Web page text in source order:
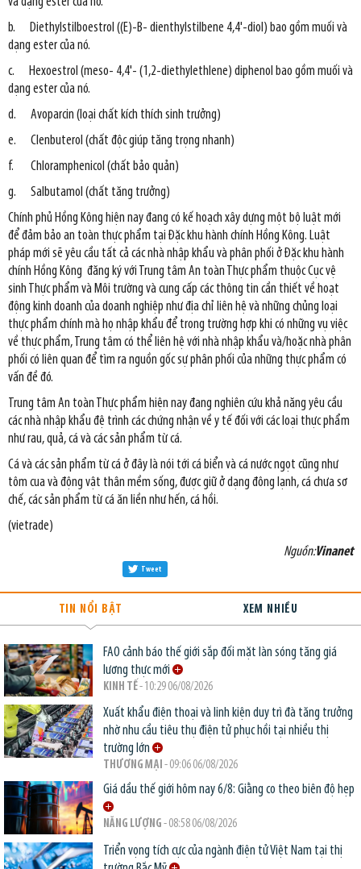
b. Diethylstilboestrol ((E)-B- dienthylstilbene 4,4'-diol) bao gồm muối và
dạng ester của nó.
c. Hexoestrol (meso- 4,4'- (1,2-diethylethlene) diphenol bao gồm muối và
dạng ester của nó.
d. Avoparcin (loại chất kích thích sinh trưởng)
e. Clenbuterol (chất độc giúp tăng trọng nhanh)
f. Chloramphenicol (chất bảo quản)
g. Salbutamol (chất tăng trưởng)
Chính phủ Hồng Kông hiện nay đang có kế hoạch xây dựng một bộ luật mới
để đảm bảo an toàn thực phẩm tại Đặc khu hành chính Hồng Kông. Luật
pháp mới sẽ yêu cầu tất cả các nhà nhập khẩu và phân phối ở Đặc khu hành
chính Hồng Kông đăng ký với Trung tâm An toàn Thực phẩm thuộc Cục vệ
sinh Thực phẩm và Môi trường và cung cấp các thông tin cần thiết về hoạt
động kinh doanh của doanh nghiệp như địa chỉ liên hệ và những chủng loại
thực phẩm chính mà họ nhập khẩu để trong trường hợp khi có những vụ việc
về thực phẩm, Trung tâm có thể liên hệ với nhà nhập khẩu và/hoặc nhà phân
phối có liên quan để tìm ra nguồn gốc sự phân phối của những thực phẩm có
vấn đề đó.
Trung tâm An toàn Thực phẩm hiện nay đang nghiên cứu khả năng yêu cầu
các nhà nhập khẩu đệ trình các chứng nhận về y tế đối với các loại thực phẩm
như rau, quả, cá và các sản phẩm từ cá.
Cá và các sản phẩm từ cá ở đây là nói tới cá biển và cá nước ngọt cũng như
tôm cua và động vật thân mềm sống, được giữ ở dạng đông lạnh, cá chưa sơ
chế, các sản phẩm từ cá ăn liền như hến, cá hồi.
(vietrade)
Nguồn:Vinanet
Tweet
TIN NỔI BẬT XEM NHIỀU
FAO cảnh báo thế giới sắp đối mặt làn sóng tăng giá
lương thực mới
KINH TẾ- 10:29 06/08/2026
Xuất khẩu điện thoại và linh kiện duy trì đà tăng trưởng
nhờ nhu cầu tiêu thụ điện tử phục hồi tại nhiều thị
trường lớn
THƯƠNG MẠI - 09:06 06/08/2026
Giá dầu thế giới hôm nay 6/8: Giằng co theo biên độ hẹp
NĂNG LƯỢNG - 08:58 06/08/2026
Triển vọng tích cực của ngành điện tử Việt Nam tại thị